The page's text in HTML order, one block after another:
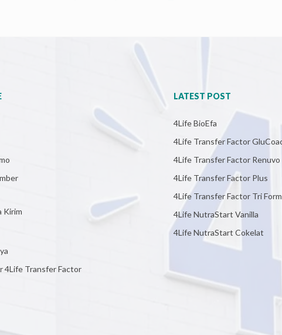
Kirim
4Life Transfer Factor
LATEST POST
4Life BioEfa
4Life Transfer Factor
4Life Transfer Factor Renuvo
4Life Transfer Factor Plus
4Life Transfer Factor Tri
4Life NutraStart Vanilla
4Life NutraStart Cokelat